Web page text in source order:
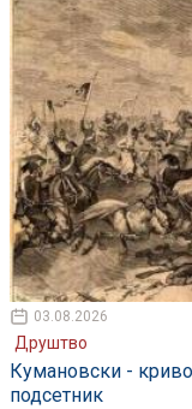
03.08.2026
Друштво
Кумановски -
подсетник